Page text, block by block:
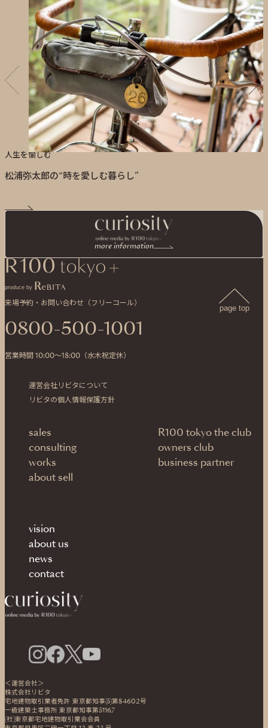
人生を愉しむ
松浦弥太郎の“時を愛しむ暮らし”
more information
produce by
来場予約・お問い合わせ（フリーコール）
0800-500-1001
営業時間 10:00〜18:00（水木祝定休）
運営会社リビタについて
リビタの個人情報保護方針
sales
consulting
works
about sell
R100 tokyo the club
owners club
business partner
vision
about us
news
contact
＜運営会社＞
株式会社リビタ
宅地建物取引業者免許 東京都知事(5)第84602号
一級建築士事務所 東京都知事第51167
(社)東京都宅地建物取引業会会員
page top